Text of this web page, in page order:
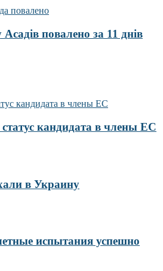
повалено за 11 днів
кандидата в члены ЕС
в Украину
испытания успешно